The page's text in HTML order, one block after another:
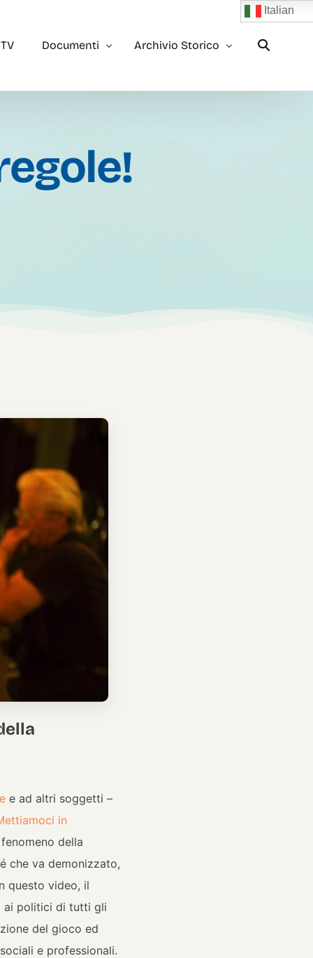
Documenti
Bilancio
2×1000
Archivio Storico
Italian
e ad altri soggetti –
in
della
che va demonizzato,
questo video, il
ai politici di tutti gli
del gioco ed
e professionali.